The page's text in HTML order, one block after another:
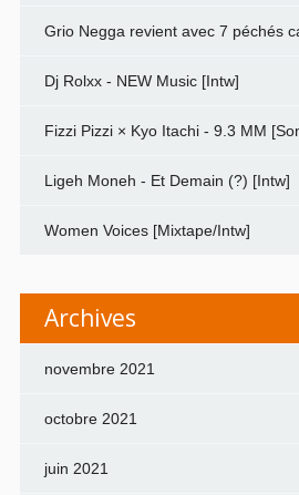
Grio Negga revient avec 7 péchés
Dj Rolxx - NEW Music [Intw]
Fizzi Pizzi × Kyo Itachi - 9.3 MM
Ligeh Moneh - Et Demain (?) [Intw]
Women Voices [Mixtape/Intw]
Archives
novembre 2021
octobre 2021
juin 2021